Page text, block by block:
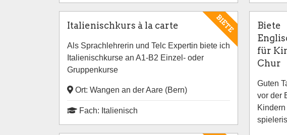
BIETE
Italienischkurs à la carte
Als Sprachlehrerin und Telc Expertin biete ich
Italienischkurse an A1-B2 Einzel- oder
Gruppenkurse
Ort: Wangen an der Aare (Bern)
Fach: Italienisch
Biete
für
Chur
Guten
vor der